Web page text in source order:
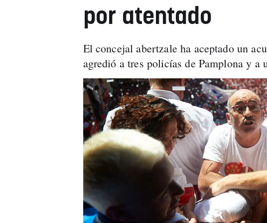
por atentado
El concejal abertzale ha aceptado un
agredió a tres policías de Pamplona y a